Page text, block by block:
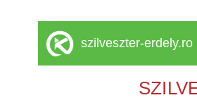
szilveszter-erdely.ro